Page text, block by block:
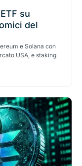
su
del
e Solana con
USA, e staking